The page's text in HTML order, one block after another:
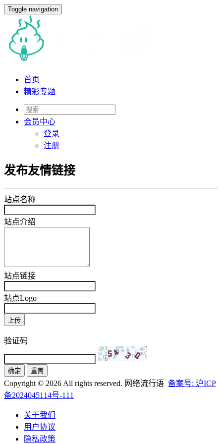
Toggle navigation
首页
精彩专题
会员中心
登录
注册
发布友情链接
站点名称
站点介绍
站点链接
站点Logo
上传
验证码
确定 重置
Copyright © 2026 All rights reserved. 网络流行语 备案号: 沪ICP
备2024045114号-111
关于我们
用户协议
隐私政策